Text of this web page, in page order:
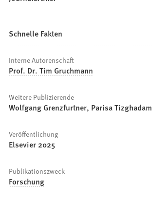
Schnelle Fakten
Interne Autorenschaft
Prof. Dr. Tim Gruchmann
Weitere Publizierende
Wolfgang Grenzfurtner, Parisa Tizghadam
Veröffentlichung
Elsevier 2025
Publikationszweck
Forschung